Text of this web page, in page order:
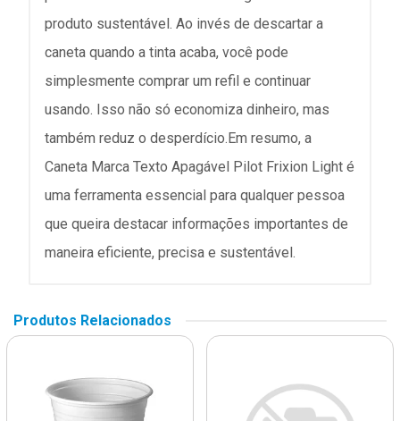
produto sustentável. Ao invés de descartar a
caneta quando a tinta acaba, você pode
simplesmente comprar um refil e continuar
usando. Isso não só economiza dinheiro, mas
também reduz o desperdício.Em resumo, a
Caneta Marca Texto Apagável Pilot Frixion Light é
uma ferramenta essencial para qualquer pessoa
que queira destacar informações importantes de
maneira eficiente, precisa e sustentável.
Produtos Relacionados